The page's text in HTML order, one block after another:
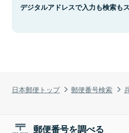
日本郵便トップ 郵便番号検索
デジタルアドレスで入力も検索もス
郵便番号を調べる